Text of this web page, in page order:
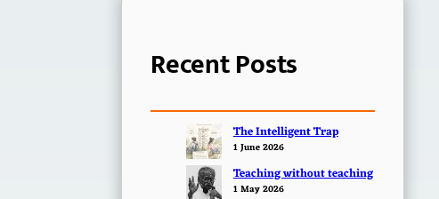
Recent Posts
The Intelligent Trap
1 June 2026
Teaching without teaching
1 May 2026